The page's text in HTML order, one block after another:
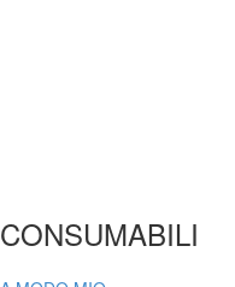
CONSUMABILI